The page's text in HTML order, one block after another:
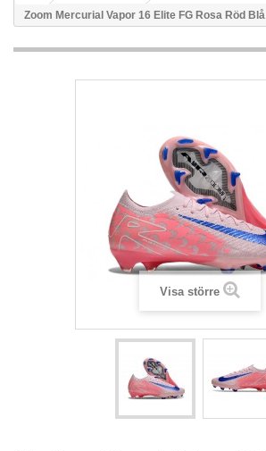
Zoom Mercurial Vapor 16 Elite FG Rosa Röd Blå
Visa större